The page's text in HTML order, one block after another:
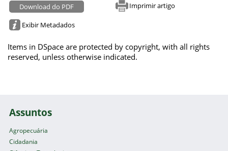
Download do PDF Imprimir artigo
Exibir Metadados
Items in DSpace are protected by copyright, with all rights
reserved, unless otherwise indicated.
Assuntos
Agropecuária
Cidadania